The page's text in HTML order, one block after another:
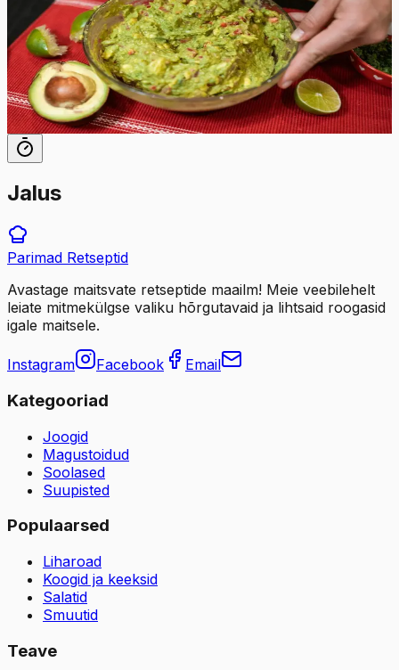
Cayenne'i pipar ja koriander lisavad sellele guacamole
retseptile vürtsikat hoogu. Vastavalt oma eelistustele
saate valmistada selle rohkem tükilise või kreemisema.
15 min
4tk
Jalus
Parimad Retseptid
Avastage maitsvate retseptide maailm! Meie veebilehelt
leiate mitmekülgse valiku hõrgutavaid ja lihtsaid roogasid
igale maitsele.
Instagram Facebook Email
Kategooriad
Joogid
Magustoidud
Soolased
Suupisted
Populaarsed
Liharoad
Koogid ja keeksid
Salatid
Smuutid
Teave